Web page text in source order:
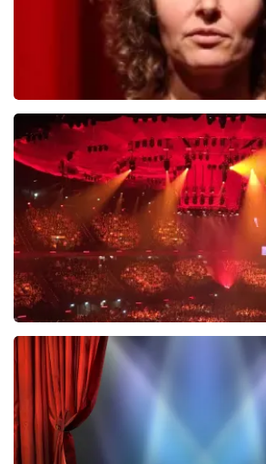
Esther van der Voort
488laatste 30 minuten
BESTEL NU
Vrienden Van Amstel Live
423 laatste 30 minuten
BESTEL NU